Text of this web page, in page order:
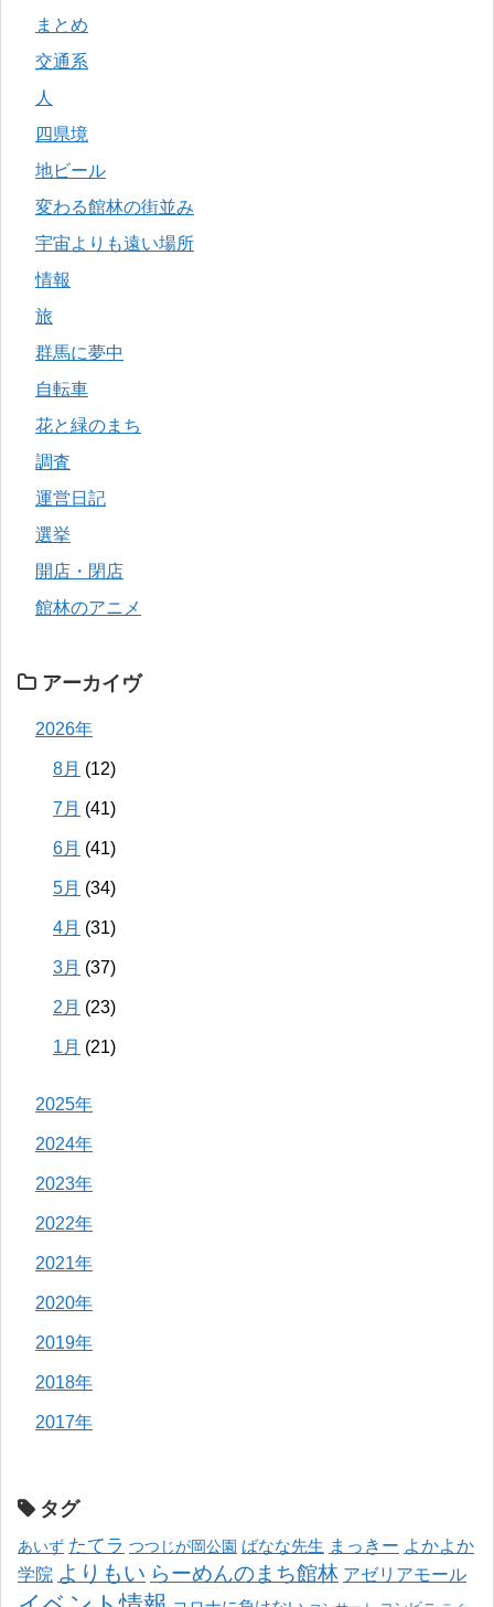
まとめ
交通系
人
四県境
地ビール
変わる館林の街並み
宇宙よりも遠い場所
情報
旅
群馬に夢中
自転車
花と緑のまち
調査
運営日記
選挙
開店・閉店
館林のアニメ
アーカイヴ
2026年
8月 (12)
7月 (41)
6月 (41)
5月 (34)
4月 (31)
3月 (37)
2月 (23)
1月 (21)
2025年
2024年
2023年
2022年
2021年
2020年
2019年
2018年
2017年
タグ
あいず たてラ つつじが岡公園 ばなな先生 まっきー よかよか
学院 よりもい らーめんのまち館林 アゼリアモール